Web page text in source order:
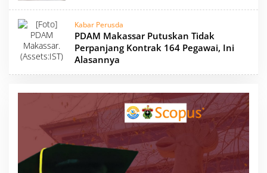
Kabar Perusda
PDAM Makassar Putuskan Tidak
Perpanjang Kontrak 164 Pegawai, Ini
Alasannya